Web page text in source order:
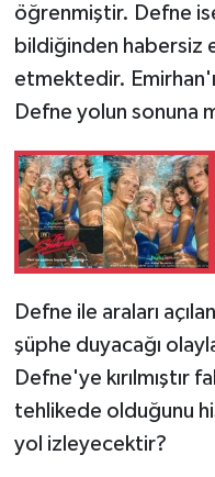
öğrenmiştir. Defne
bildiğinden habersiz
etmektedir.
Defne yolun sonuna
Defne ile araları
şüphe duyacağı
Defne'ye kırılmıştır
tehlikede olduğunu
yol izleyecektir?